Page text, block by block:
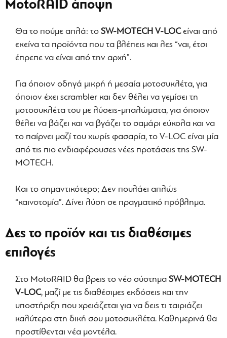
MotoRAID άποψη
Θα το πούμε απλά: το SW-MOTECH V-LOCείναι από
εκείνα τα προϊόντα που τα βλέπεις και λες “ναι, έτσι
έπρεπε να είναι από την αρχή”.
Για όποιον οδηγά μικρή ή μεσαία μοτοσυκλέτα, για
όποιον έχει scrambler και δεν θέλει να γεμίσει τη
μοτοσυκλέτα του με λύσεις-μπαλώματα, για όποιον
θέλει να βάζει και να βγάζει το σαμάρι εύκολα και να
το παίρνει μαζί του χωρίς φασαρία, το V-LOC είναι μία
από τις πιο ενδιαφέρουσες νέες προτάσεις της SW-
MOTECH.
Και το σημαντικότερο; Δεν πουλάει απλώς
“καινοτομία”. Δίνει λύση σε πραγματικό πρόβλημα.
Δες το προϊόν και τις διαθέσιμες
επιλογές
Στο MotoRAID θα βρεις το νέο σύστημα SW-MOTECH
V-LOC, μαζί με τις διαθέσιμες εκδόσεις και την
υποστήριξη που χρειάζεται για να δεις τι ταιριάζει
καλύτερα στη δική σου μοτοσυκλέτα. Καθημερινά θα
προστίθενται νέα μοντέλα.